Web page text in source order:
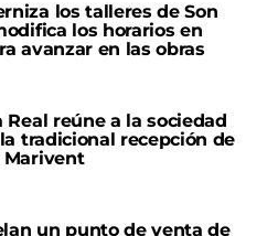
los talleres de Son
los horarios en
avanzar en las obras
Real reúne a la sociedad
tradicional recepción de
Marivent
un punto de venta de